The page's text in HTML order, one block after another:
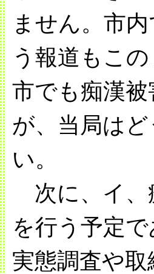
ません。市
う報道もこ
市でも痴漢
が、当局は
い。
次に、イ、
を行う予定
実態調査や